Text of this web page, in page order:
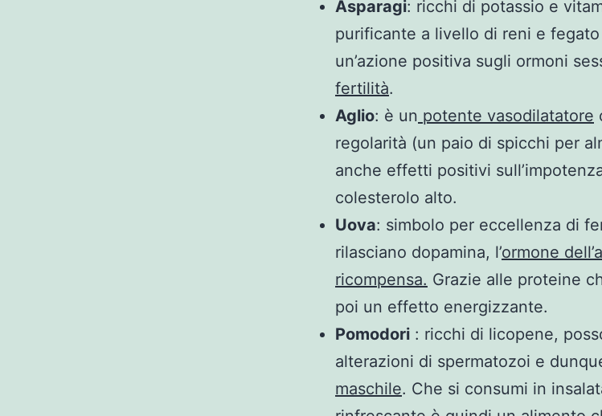
Asparagi: ricchi di potassio e
purificante a livello di reni e
un’azione positiva sugli ormoni
fertilità.
Aglio: è un potente vasodilatatore
regolarità (un paio di spicchi per
anche effetti positivi
colesterolo alto.
Uova: simbolo per eccellenza di
rilasciano dopamina, l’ormone
ricompensa. Grazie alle proteine
poi un effetto energizzante.
Pomodori : ricchi di licopene,
alterazioni di spermatozoi e
maschile. Che si consumi in